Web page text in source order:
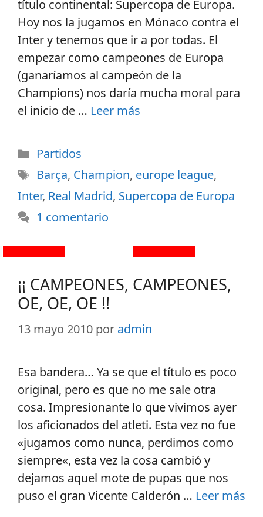
título continental: Supercopa de Europa.
Hoy nos la jugamos en Mónaco contra el
Inter y tenemos que ir a por todas. El
empezar como campeones de Europa
(ganaríamos al campeón de la
Champions) nos daría mucha moral para
el inicio de … Leer más
Partidos
Barça, Champion, europe league,
Inter, Real Madrid, Supercopa de Europa
1 comentario
¡¡ CAMPEONES, CAMPEONES,
OE, OE, OE !!
13 mayo 2010 por admin
Esa bandera… Ya se que el título es poco
original, pero es que no me sale otra
cosa. Impresionante lo que vivimos ayer
los aficionados del atleti. Esta vez no fue
«jugamos como nunca, perdimos como
siempre«, esta vez la cosa cambió y
dejamos aquel mote de pupas que nos
puso el gran Vicente Calderón … Leer más